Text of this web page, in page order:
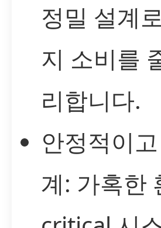
정밀 설계
지 소비를
리합니다.
안정적이
계: 가혹한